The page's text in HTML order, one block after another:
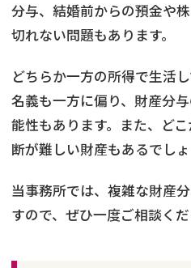
分与、結婚前からの預金や
切れない問題もあります。
どちらか一方の所得で生活
名義も一方に偏り、財産分
能性もあります。また、ど
断が難しい財産もあるでしょ
当事務所では、複雑な財産
すので、ぜひ一度ご相談くだ